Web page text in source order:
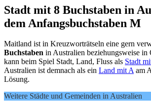
Stadt mit 8 Buchstaben in
dem Anfangsbuchstaben M
Maitland ist in Kreuzworträtseln eine gern
Buchstaben in Australien beziehungsweise in
kann beim Spiel Stadt, Land, Fluss als Stadt
Australien ist demnach als ein Land mit Aam
Lösung.
Weitere Städte und Gemeinden in Australien